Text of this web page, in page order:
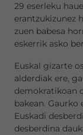
29 eserleku
erantzukizunez
zuen babesa
eskerrik asko
Euskal gizarte
alderdiak ere,
demokratikoan
bakean.
Euskadi
desberdina